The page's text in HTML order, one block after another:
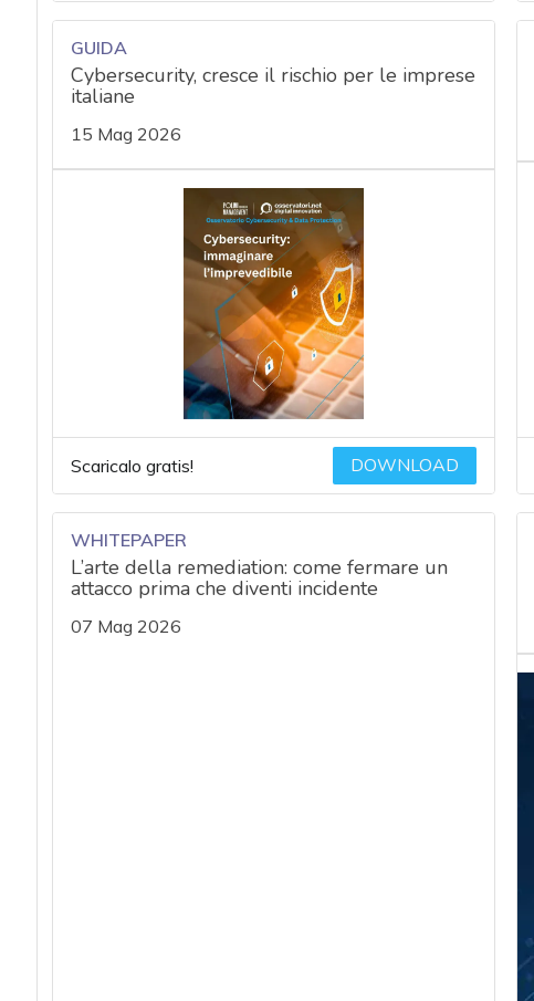
GUIDA
Cybersecurity, cresce il rischio per le imprese
italiane
15 Mag 2026
Scaricalo gratis! DOWNLOAD
WHITEPAPER
L’arte della remediation: come fermare un
attacco prima che diventi incidente
07 Mag 2026